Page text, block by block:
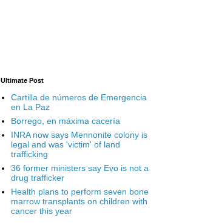
Ultimate Post
Cartilla de números de Emergencia
en La Paz
Borrego, en máxima cacería
INRA now says Mennonite colony is
legal and was 'victim' of land
trafficking
36 former ministers say Evo is not a
drug trafficker
Health plans to perform seven bone
marrow transplants on children with
cancer this year